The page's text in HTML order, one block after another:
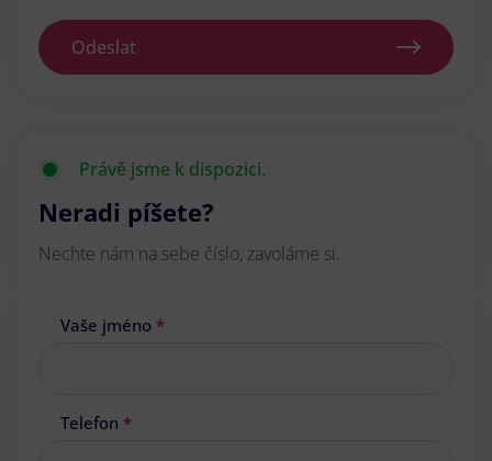
Odeslat
Právě jsme k dispozici.
Neradi píšete?
Nechte nám na sebe číslo, zavoláme si.
Vaše jméno *
Telefon *